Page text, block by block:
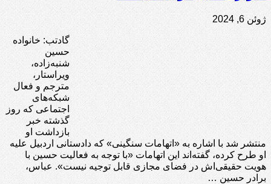
ژوئن 6, 2024
گادتب: خانواده
حسین
شنبه‌زاده،
ویراستار،
مترجم و فعال
شبکه‌های
اجتماعی که روز
گذشته خبر
بازداشت او
منتشر شد با اشاره به «اتهامات سنگینی» که دادستانی اردبیل علیه
او طرح کرده، گفته‌اند این اتهامات «با توجه به فعالیت حسین با
هویت حقیقی‌اش در فضای مجازی قابل توجیه نیست». عباس،
برادر حسین …